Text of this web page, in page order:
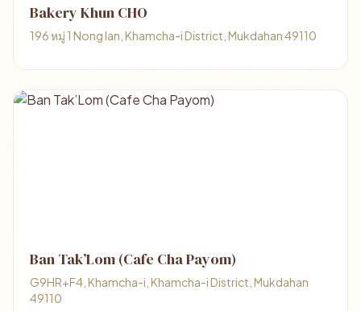
Bakery Khun CHO
196 หมู่ 1 Nong Ian, Khamcha-i District, Mukdahan 49110
Ban Tak’Lom (Cafe Cha Payom)
G9HR+F4, Khamcha-i, Khamcha-i District, Mukdahan
49110